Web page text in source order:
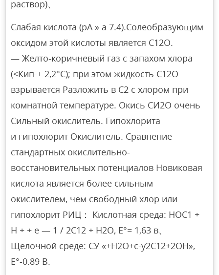
раствор)、
Слабая кислота (pA » a 7.4).Солеобразующим
оксидом этой кислоты является C12O.
— Желто-коричневый газ с запахом хлора
(<Кип-+ 2,2°С); при этом жидкость С12О
взрывается Разложить в С2 с хлором при
комнатной температуре. Окись СИ2О очень
Сильный окислитель. Гипохлорита
и гипохлорит Окислитель. Сравнение
стандартных окислительно-
восстановительных потенциалов Новиковая
кислота является более сильным
окислителем, чем свободный хлор или
гипохлорит РИЦ： Кислотная среда: HOC1 +
H + + e — 1 / 2C12 + H2O, E°= 1,63 в、
Щелочной среде: СУ «+Н2О+с-у2С12+2ОН»,
Е°-0.89 В.